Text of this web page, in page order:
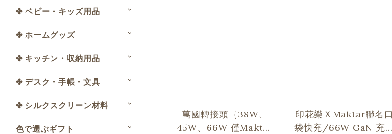
✤ ベビー・キッズ用品
✤ ホームグッズ
✤ キッチン・収納用品
✤ デスク・手帳・文具
✤ シルクスクリーン材料
色で選ぶギフト
萬國轉接頭（38W、
45W、66W 僅Maktar
印花樂ＸMaktar聯名口
袋快充/66W GaN 充電